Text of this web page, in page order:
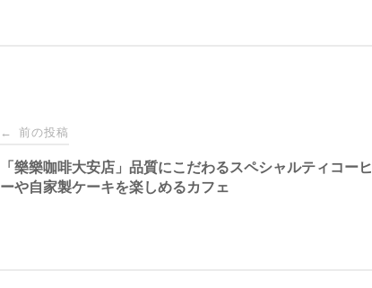
投
稿
← 前の投稿
「樂樂咖啡大安店」品質にこだわるスペシャルティコーヒ
ーや自家製ケーキを楽しめるカフェ